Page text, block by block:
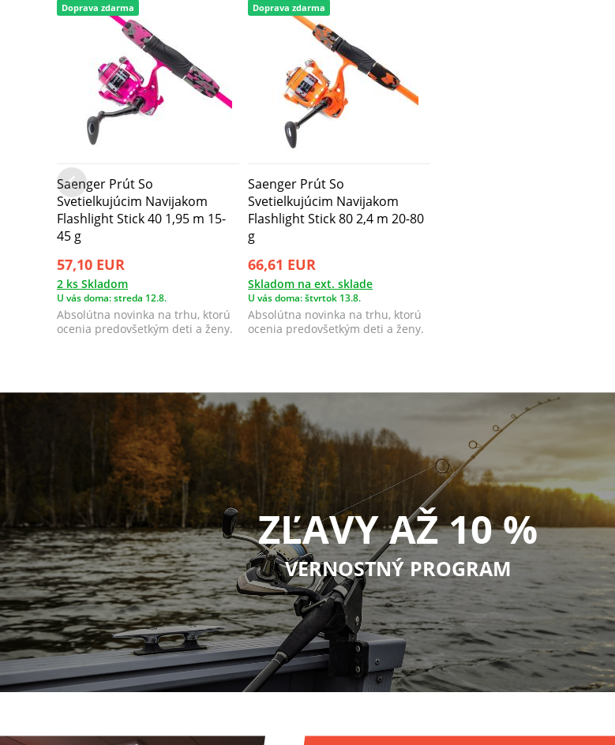
Doprava zdarma
Saenger Prút So
Svetielkujúcim Navijakom
Flashlight Stick 40 1,95 m 15-
45 g
57,10 EUR
2 ks Skladom
U vás doma: streda 12.8.
Absolútna novinka na trhu, ktorú
ocenia predovšetkým deti a ženy.
Doprava zdarma
Saenger Prút So
Svetielkujúcim Navijakom
Flashlight Stick 80 2,4 m 20-80
g
66,61 EUR
Skladom na ext. sklade
U vás doma: štvrtok 13.8.
Absolútna novinka na trhu, ktorú
ocenia predovšetkým deti a ženy.
ZĽAVY AŽ 10 %
VERNOSTNÝ PROGRAM